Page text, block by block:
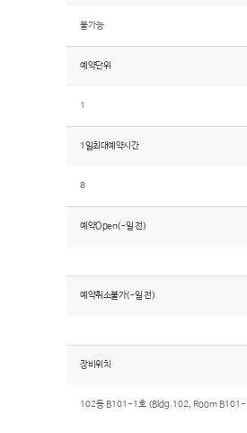
불가능
예약단위
1
1일최대예약시간
8
예약Open(~일 전)
예약취소불가(~일 전)
장비위치
102동 B101-1호 (Bldg.102, Room